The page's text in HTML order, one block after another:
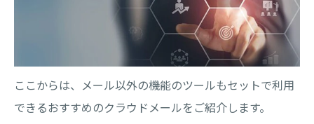
ここからは、メール以外の機能のツールもセットで利用
できるおすすめのクラウドメールをご紹介します。